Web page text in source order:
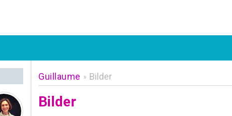
Guillaume » Bilder
Bilder